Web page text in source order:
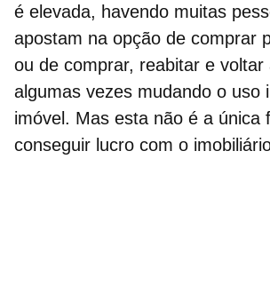
é elevada, havendo muitas
apostam na opção de comprar
ou de comprar, reabitar e voltar
algumas vezes mudando o uso
imóvel. Mas esta não é a única
conseguir lucro com o